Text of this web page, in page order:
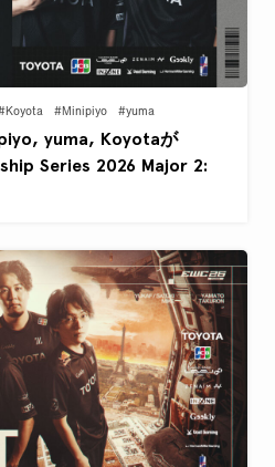
#Minipiyo #yuma
yuma, Koyotaが
Series 2026 Major 2: